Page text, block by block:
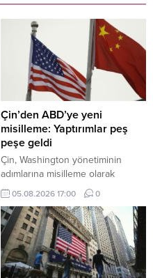
Çin’den ABD’ye yeni
misilleme: Yaptırımlar peş
peşe geldi
Çin, Washington yönetiminin
adımlarına misilleme olarak
ABD'ye İHA ihracatını yasaklayan
ve 6 Amerikan şirketine yaptırım
öngören yeni düzenlemelerini
duyurdu.
05.08.2026 17:00 0